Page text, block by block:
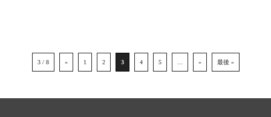
3 / 8 « 1 2 3 4 5 » 最後 »